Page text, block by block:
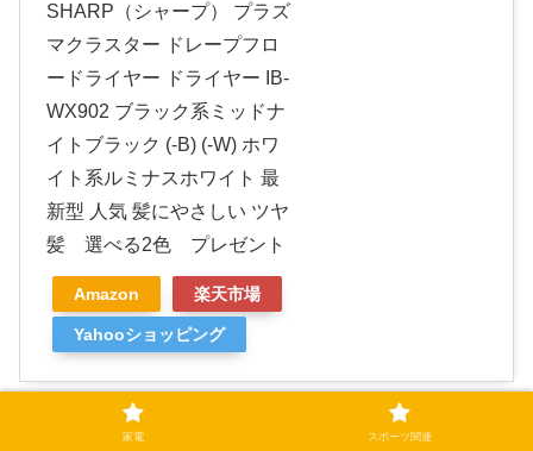
SHARP（シャープ） プラズ
マクラスター ドレープフロ
ードライヤー ドライヤー IB-
WX902 ブラック系ミッドナ
イトブラック (-B) (-W) ホワ
イト系ルミナスホワイト 最
新型 人気 髪にやさしい ツヤ
髪 選べる2色 プレゼント
Amazon 楽天市場
Yahooショッピング
家電 スポーツ関連